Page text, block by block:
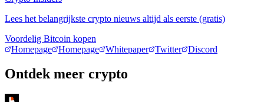
Lees het belangrijkste crypto nieuws altijd als eerste (gratis)
Voordelig Bitcoin kopen
Homepage
Homepage Whitepaper Twitter Discord
Ontdek meer crypto